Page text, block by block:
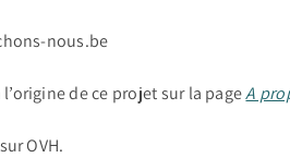
nous.be
de ce projet sur la pageA
OVH.